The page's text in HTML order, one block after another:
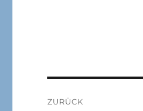
ZURÜCK